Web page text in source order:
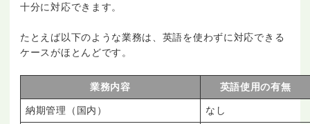
十分に対応できます。
たとえば以下のような業務は、英語を使わずに対応できる
ケースがほとんどです。
業務内容 英語使用の有無
納期管理（国内） なし